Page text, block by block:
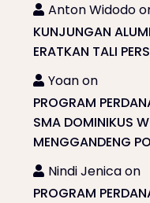
Anton Widodo
KUNJUNGAN
ERATKAN TALI
Yoanon
PROGRAM
SMA DOMINIKUS
MENGGANDENG
Nindi Jenicaon
PROGRAM